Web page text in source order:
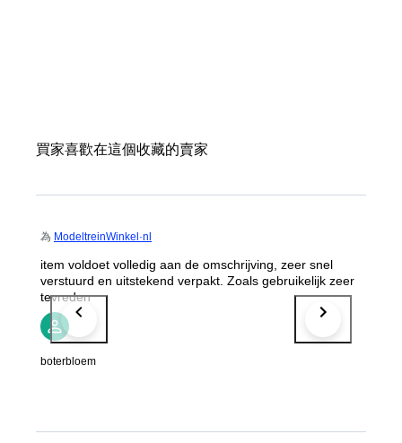
買家喜歡在這個收藏的賣家
為 ModeltreinWinkel·nl
item voldoet volledig aan de omschrijving, zeer snel
verstuurd en uitstekend verpakt. Zoals gebruikelijk zeer
tevreden
boterbloem